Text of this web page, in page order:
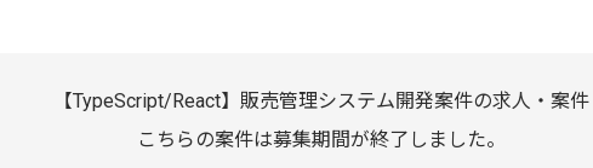
【TypeScript/React】販売管理システム開発案件の求人・案件
こちらの案件は募集期間が終了しました。